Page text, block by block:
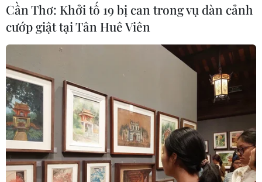
Hàng loạt phim Việt tung trailer chuẩn bị
cuộc đua cuối năm
Cần Thơ: Khởi tố 19 bị can trong vụ dàn cảnh
cướp giật tại Tân Huê Viên